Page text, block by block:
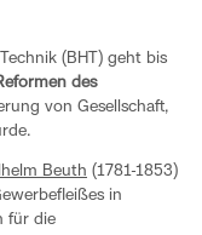
(BHT) geht bis
des
von Gesellschaft,
Beuth (1781-1853)
in
für die